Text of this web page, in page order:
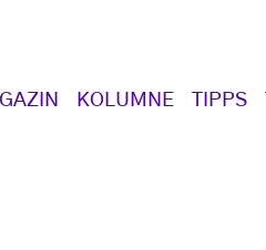
navigation
KOLUMNE TIPPS